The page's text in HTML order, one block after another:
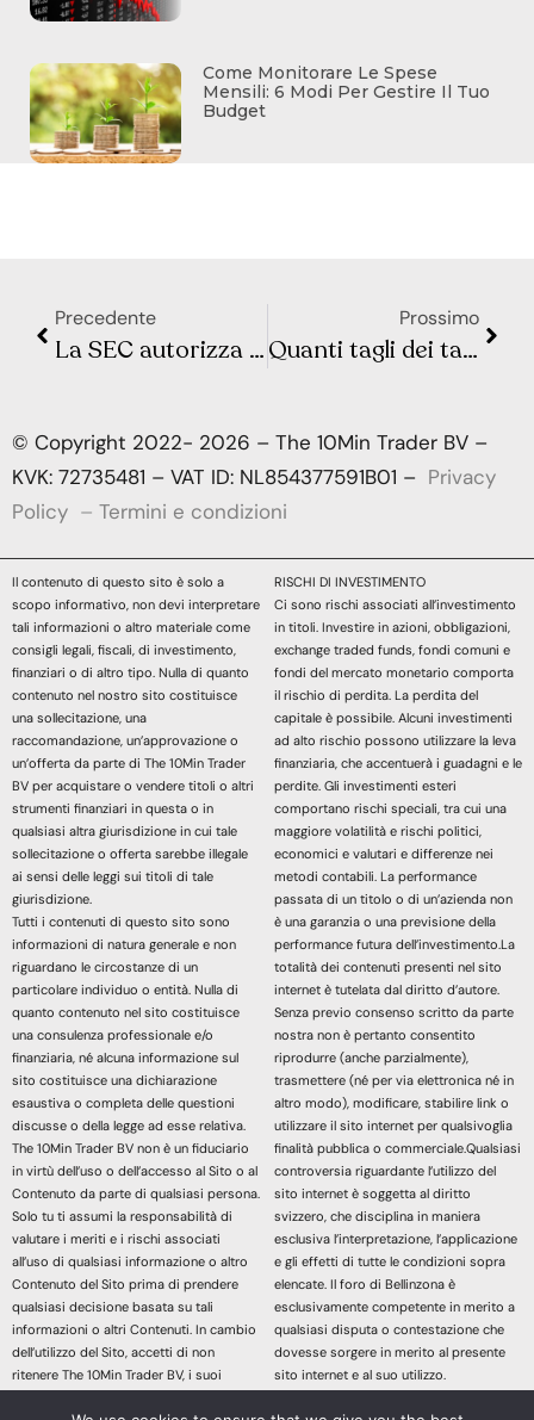
Come Monitorare Le Spese
Mensili: 6 Modi Per Gestire Il Tuo
Budget
Precedente
La SEC autorizza gli ETF Bitcoin Spot dopo un decennio di dinieghi
Prossimo
Quanti tagli dei tassi potremmo vedere nel 2024?
© Copyright 2022- 2026 – The 10Min Trader BV –
KVK: 72735481 – VAT ID: NL854377591B01 – Privacy
Policy – Termini e condizioni
Il contenuto di questo sito è solo a
scopo informativo, non devi interpretare
tali informazioni o altro materiale come
consigli legali, fiscali, di investimento,
finanziari o di altro tipo. Nulla di quanto
contenuto nel nostro sito costituisce
una sollecitazione, una
raccomandazione, un’approvazione o
un’offerta da parte di The 10Min Trader
BV per acquistare o vendere titoli o altri
strumenti finanziari in questa o in
qualsiasi altra giurisdizione in cui tale
sollecitazione o offerta sarebbe illegale
ai sensi delle leggi sui titoli di tale
giurisdizione.
Tutti i contenuti di questo sito sono
informazioni di natura generale e non
riguardano le circostanze di un
particolare individuo o entità. Nulla di
quanto contenuto nel sito costituisce
una consulenza professionale e/o
finanziaria, né alcuna informazione sul
sito costituisce una dichiarazione
esaustiva o completa delle questioni
discusse o della legge ad esse relativa.
The 10Min Trader BV non è un fiduciario
in virtù dell’uso o dell’accesso al Sito o al
Contenuto da parte di qualsiasi persona.
Solo tu ti assumi la responsabilità di
valutare i meriti e i rischi associati
all’uso di qualsiasi informazione o altro
Contenuto del Sito prima di prendere
qualsiasi decisione basata su tali
informazioni o altri Contenuti. In cambio
dell’utilizzo del Sito, accetti di non
ritenere The 10Min Trader BV, i suoi
RISCHI DI INVESTIMENTO
Ci sono rischi associati all’investimento
in titoli. Investire in azioni, obbligazioni,
exchange traded funds, fondi comuni e
fondi del mercato monetario comporta
il rischio di perdita. La perdita del
capitale è possibile. Alcuni investimenti
ad alto rischio possono utilizzare la leva
finanziaria, che accentuerà i guadagni e le
perdite. Gli investimenti esteri
comportano rischi speciali, tra cui una
maggiore volatilità e rischi politici,
economici e valutari e differenze nei
metodi contabili. La performance
passata di un titolo o di un’azienda non
è una garanzia o una previsione della
performance futura dell’investimento.La
totalità dei contenuti presenti nel sito
internet è tutelata dal diritto d’autore.
Senza previo consenso scritto da parte
nostra non è pertanto consentito
riprodurre (anche parzialmente),
trasmettere (né per via elettronica né in
altro modo), modificare, stabilire link o
utilizzare il sito internet per qualsivoglia
finalità pubblica o commerciale.Qualsiasi
controversia riguardante l’utilizzo del
sito internet è soggetta al diritto
svizzero, che disciplina in maniera
esclusiva l’interpretazione, l’applicazione
e gli effetti di tutte le condizioni sopra
elencate. Il foro di Bellinzona è
esclusivamente competente in merito a
qualsiasi disputa o contestazione che
dovesse sorgere in merito al presente
sito internet e al suo utilizzo.